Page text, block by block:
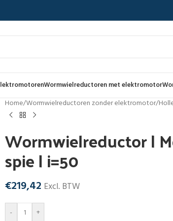
Wormwielreductoren met elektromotor
Home/Wormwielreductoren zonder elektromotor/
Wormwielreductor |
spie | i=50
€219,42 Excl. BTW
- +